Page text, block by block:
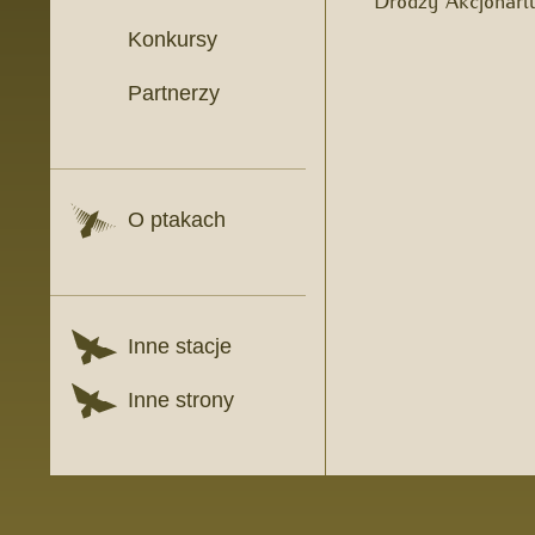
Konkursy
Partnerzy
O ptakach
Inne stacje
Inne strony